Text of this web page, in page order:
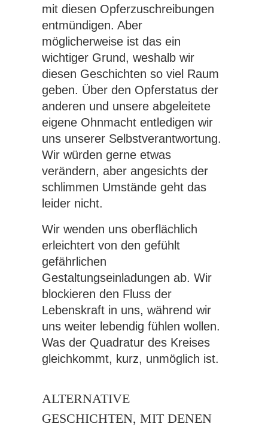
mit diesen Opferzuschreibungen
entmündigen. Aber
möglicherweise ist das ein
wichtiger Grund, weshalb wir
diesen Geschichten so viel Raum
geben. Über den Opferstatus der
anderen und unsere abgeleitete
eigene Ohnmacht entledigen wir
uns unserer Selbstverantwortung.
Wir würden gerne etwas
verändern, aber angesichts der
schlimmen Umstände geht das
leider nicht.
Wir wenden uns oberflächlich
erleichtert von den gefühlt
gefährlichen
Gestaltungseinladungen ab. Wir
blockieren den Fluss der
Lebenskraft in uns, während wir
uns weiter lebendig fühlen wollen.
Was der Quadratur des Kreises
gleichkommt, kurz, unmöglich ist.
ALTERNATIVE
GESCHICHTEN, MIT DENEN